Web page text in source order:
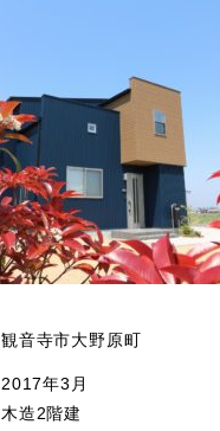
観音寺市大野原町
2017年3月
木造2階建